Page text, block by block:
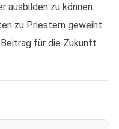
ausbilden zu können.
zu Priestern geweiht.
für die Zukunft